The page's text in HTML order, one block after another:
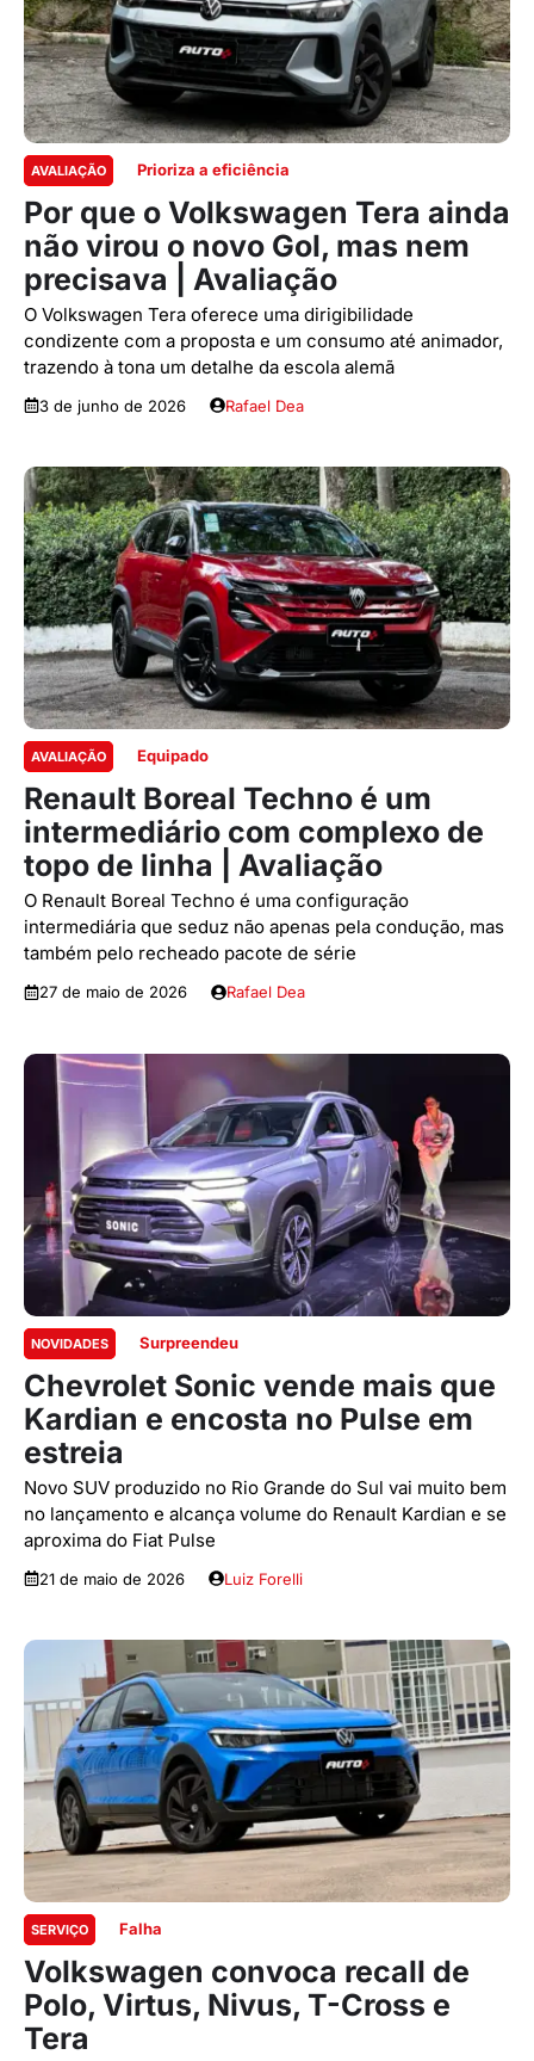
AVALIAÇÃO Prioriza a eficiência
Por que o Volkswagen Tera ainda
não virou o novo Gol, mas nem
precisava | Avaliação
O Volkswagen Tera oferece uma dirigibilidade
condizente com a proposta e um consumo até animador,
trazendo à tona um detalhe da escola alemã
3 de junho de 2026 Rafael Dea
AVALIAÇÃO Equipado
Renault Boreal Techno é um
intermediário com complexo de
topo de linha | Avaliação
O Renault Boreal Techno é uma configuração
intermediária que seduz não apenas pela condução, mas
também pelo recheado pacote de série
27 de maio de 2026 Rafael Dea
NOVIDADES Surpreendeu
Chevrolet Sonic vende mais que
Kardian e encosta no Pulse em
estreia
Novo SUV produzido no Rio Grande do Sul vai muito bem
no lançamento e alcança volume do Renault Kardian e se
aproxima do Fiat Pulse
21 de maio de 2026 Luiz Forelli
SERVIÇO Falha
Volkswagen convoca recall de
Polo, Virtus, Nivus, T-Cross e
Tera